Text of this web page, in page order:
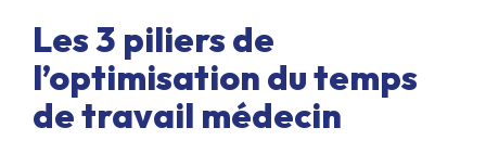
Les 3 piliers de
l’optimisation du temps
de travail médecin